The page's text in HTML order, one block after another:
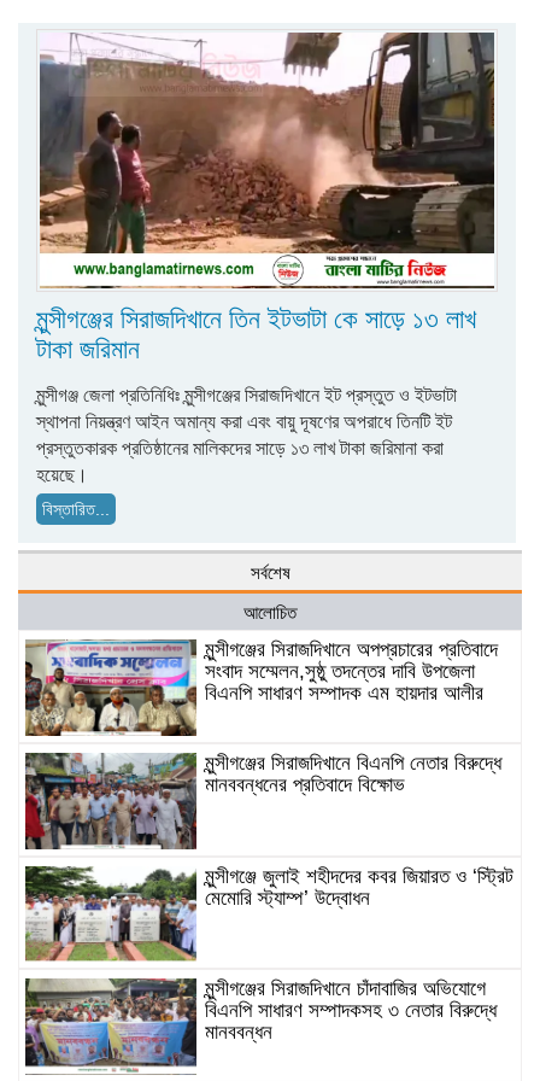
মুন্সীগঞ্জের সিরাজদিখানে তিন ইটভাটা কে সাড়ে ১৩ লাখ
টাকা জরিমান
মুন্সীগঞ্জ জেলা প্রতিনিধিঃ মুন্সীগঞ্জের সিরাজদিখানে ইট প্রস্তুত ও ইটভাটা
স্থাপনা নিয়ন্ত্রণ আইন অমান্য করা এবং বায়ু দূষণের অপরাধে তিনটি ইট
প্রস্তুতকারক প্রতিষ্ঠানের মালিকদের সাড়ে ১৩ লাখ টাকা জরিমানা করা
হয়েছে।
বিস্তারিত...
সর্বশেষ
আলোচিত
মুন্সীগঞ্জের সিরাজদিখানে অপপ্রচারের প্রতিবাদে
সংবাদ সম্মেলন,সুষ্ঠু তদন্তের দাবি উপজেলা
বিএনপি সাধারণ সম্পাদক এম হায়দার আলীর
মুন্সীগঞ্জের সিরাজদিখানে বিএনপি নেতার বিরুদ্ধে
মানববন্ধনের প্রতিবাদে বিক্ষোভ
মুন্সীগঞ্জে জুলাই শহীদদের কবর জিয়ারত ও ‘স্ট্রিট
মেমোরি স্ট্যাম্প’ উদ্বোধন
মুন্সীগঞ্জের সিরাজদিখানে চাঁদাবাজির অভিযোগে
বিএনপি সাধারণ সম্পাদকসহ ৩ নেতার বিরুদ্ধে
মানববন্ধন